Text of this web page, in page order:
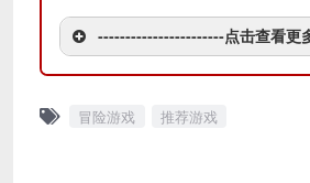
-----------------------点击查看更
冒险游戏 推荐游戏